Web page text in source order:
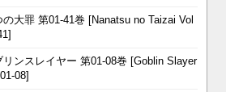
の大罪 第01-41巻 [Nanatsu no Taizai Vol
リンスレイヤー 第01-08巻 [Goblin Slayer
08]